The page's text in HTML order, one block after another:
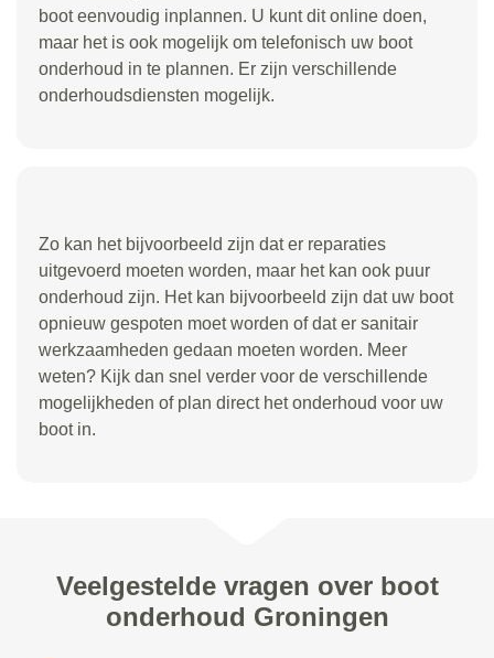
boot eenvoudig inplannen. U kunt dit online doen,
maar het is ook mogelijk om telefonisch uw boot
onderhoud in te plannen. Er zijn verschillende
onderhoudsdiensten mogelijk.
Zo kan het bijvoorbeeld zijn dat er reparaties
uitgevoerd moeten worden, maar het kan ook puur
onderhoud zijn. Het kan bijvoorbeeld zijn dat uw boot
opnieuw gespoten moet worden of dat er sanitair
werkzaamheden gedaan moeten worden. Meer
weten? Kijk dan snel verder voor de verschillende
mogelijkheden of plan direct het onderhoud voor uw
boot in.
Veelgestelde vragen over boot
onderhoud Groningen